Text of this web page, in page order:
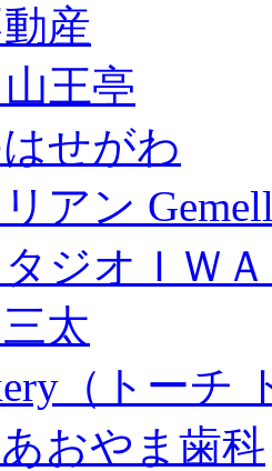
産
王亭
せがわ
アン
ジオＩＷ
太
（トーチ
おやま歯科